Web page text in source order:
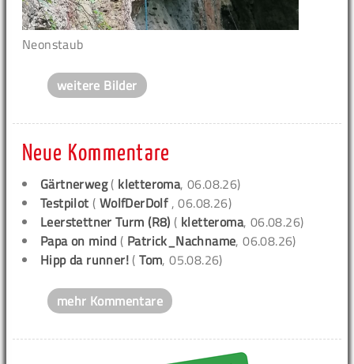
Neonstaub
weitere Bilder
Neue Kommentare
Gärtnerweg( kletteroma, 06.08.26)
Testpilot ( WolfDerDolf , 06.08.26)
Leerstettner Turm (R8) ( kletteroma, 06.08.26)
Papa on mind ( Patrick_Nachname, 06.08.26)
Hipp da runner! (Tom, 05.08.26)
mehr Kommentare